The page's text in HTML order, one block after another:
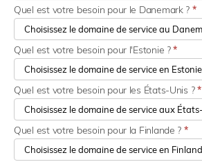
Quel est votre besoin pour le Danemark ? *
Quel est votre besoin pour l'Estonie ?*
Quel est votre besoin pour les États-Unis ?*
Quel est votre besoin pour la Finlande ? *